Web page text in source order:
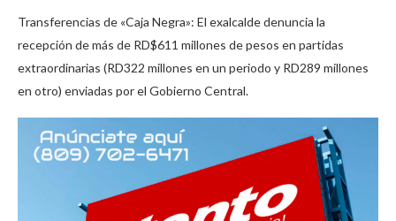
Transferencias de «Caja Negra»: El exalcalde denuncia la
recepción de más de RD$611 millones de pesos en partidas
extraordinarias (RD322 millones en un periodo y RD289 millones
en otro) enviadas por el Gobierno Central.